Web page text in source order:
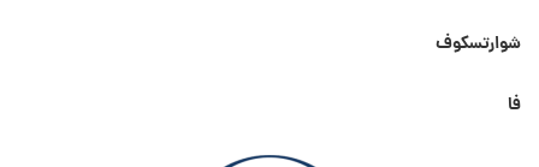
شوارتسکوف
فا